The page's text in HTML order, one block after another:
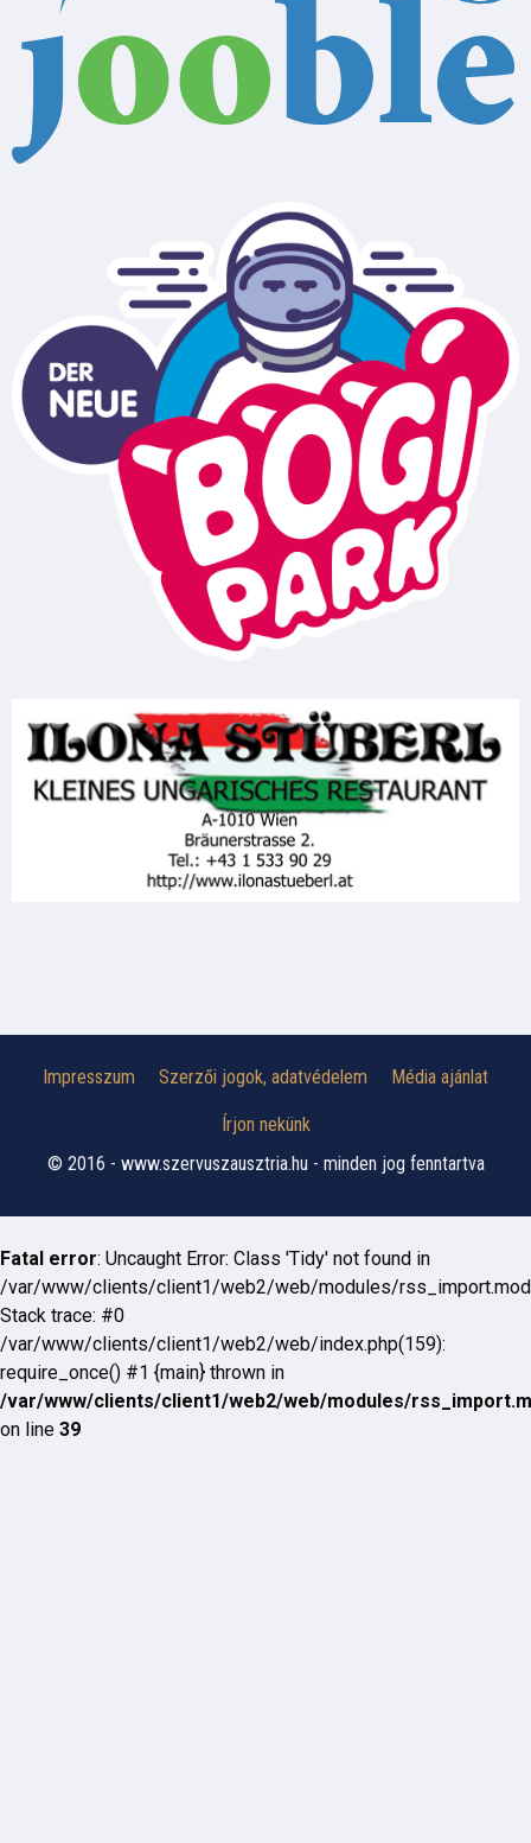
Impresszum Szerzői jogok, adatvédelem Média ajánlat
Írjon nekünk
© 2016 - www.szervuszausztria.hu - minden jog fenntartva
Fatal error: Uncaught Error: Class 'Tidy' not found in
/var/www/clients/client1/web2/web/modules/
Stack trace: #0
/var/www/clients/client1/web2/web/index.php(159):
require_once() #1 {main} thrown in
/var/www/clients/client1/web2/web/modules/
on line 39